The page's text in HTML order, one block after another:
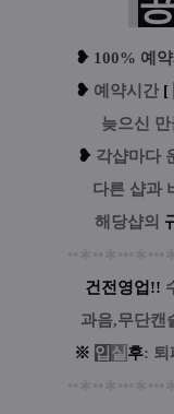
❥ 100% 예약
❥ 예 약시간 [
늦으신
❥ 각샵마다
다른 샵과
해당샵의
건전영업!!
과음,무단캔
※ 입 실 후: 퇴